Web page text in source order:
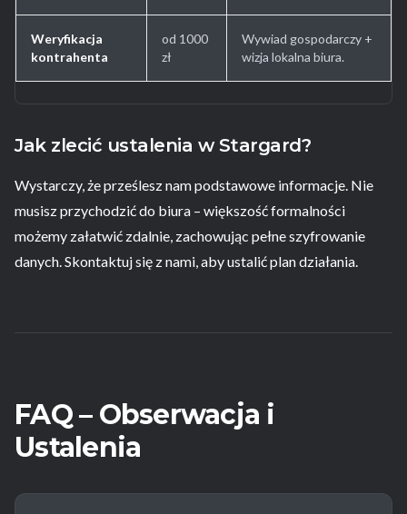
Weryfikacja
kontrahenta
od 1000
zł
Wywiad gospodarczy +
wizja lokalna biura.
Jak zlecić ustalenia w Stargard?
Wystarczy, że prześlesz nam podstawowe informacje. Nie
musisz przychodzić do biura – większość formalności
możemy załatwić zdalnie, zachowując pełne szyfrowanie
danych. Skontaktuj się z nami, aby ustalić plan działania.
FAQ – Obserwacja i
Ustalenia